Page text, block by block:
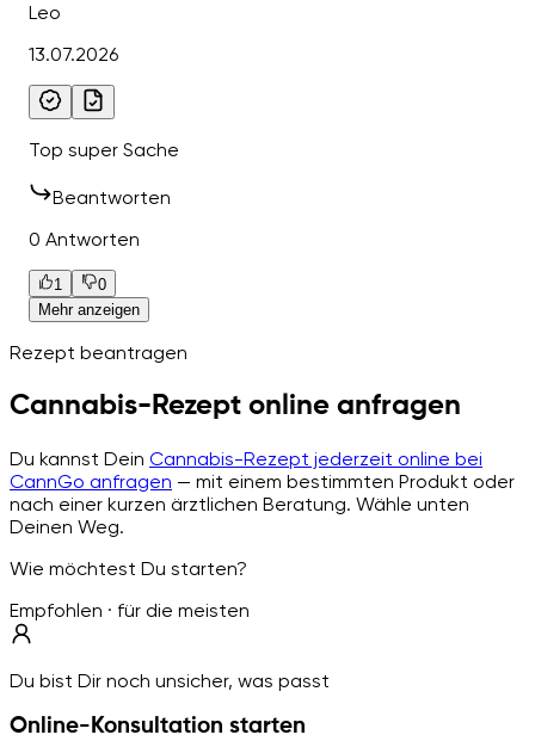
Leo
13.07.2026
Top super Sache
Beantworten
0 Antworten
1
0
Mehr anzeigen
Rezept beantragen
Cannabis-Rezept online anfragen
Du kannst Dein Cannabis-Rezept jederzeit online bei
CannGo anfragen — mit einem bestimmten Produkt oder
nach einer kurzen ärztlichen Beratung. Wähle unten
Deinen Weg.
Wie möchtest Du starten?
Empfohlen · für die meisten
Du bist Dir noch unsicher, was passt
Online-Konsultation starten